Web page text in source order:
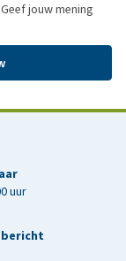
jouw mening
uur
bericht